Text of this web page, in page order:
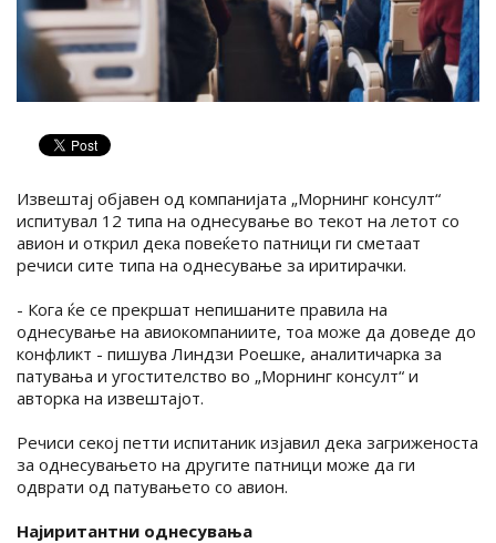
Извештај објавен од компанијата „Морнинг консулт“
испитувал 12 типа на однесување во текот на летот со
авион и открил дека повеќето патници ги сметаат
речиси сите типа на однесување за иритирачки.
- Кога ќе се прекршат непишаните правила на
однесување на авиокомпаниите, тоа може да доведе до
конфликт - пишува Линдзи Роешке, аналитичарка за
патувања и угостителство во „Морнинг консулт“ и
авторка на извештајот.
Речиси секој петти испитаник изјавил дека загриженоста
за однесувањето на другите патници може да ги
одврати од патувањето со авион.
Најиритантни однесувања